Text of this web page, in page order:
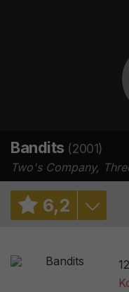
Bandits (2001)
Two's Company,
6,2